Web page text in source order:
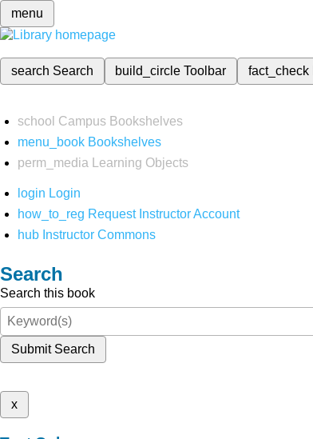
menu
search Search build_circleToolbar fact_check
school Campus Bookshelves
menu_book Bookshelves
perm_media
Learning Objects
login Login
how_to_reg Request Instructor Account
hub Instructor Commons
Search
Search this book
Submit Search
x